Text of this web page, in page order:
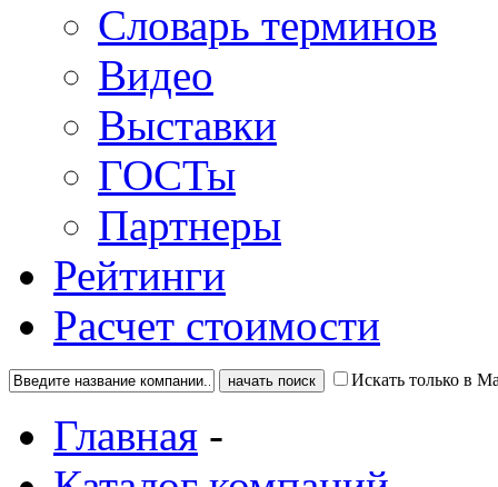
Словарь терминов
Видео
Выставки
ГОСТы
Партнеры
Рейтинги
Расчет стоимости
Искать только в
Главная -